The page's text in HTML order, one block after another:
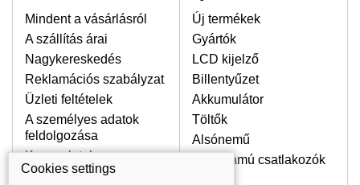
mechanikai sérüléseket lehet besorolni,
mint pl. széttört vagy megrepedt kijelző.
Továbbá még a függőleges csíkozást,
kijelző sötétségét, villogását vagy
egyenetlen fényességét.
LEGMAGASABB MINŐSÉGŰ
LCD KIJELZŐ!
A raktáron csakis eredeti
Mindent a vásárlásról
A szállítás árai
Nagykereskedés
Reklamációs szabályzat
Üzleti feltételek
A személyes adatok
feldolgozása
Kapcsolatok
Új termékek
Gyártók
LCD kijelző
Billentyűzet
Akkumulátor
Töltők
Alsónemű
Erősáramú csatlakozók
Cookies settings